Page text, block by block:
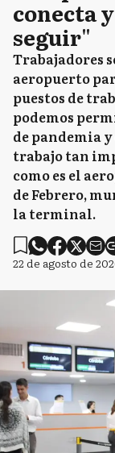
conecta
seguir"
Trabajadores
aeropuerto
puestos de
podemos
de pandemia
trabajo tan
como es el
de Febrero,
la terminal.
22 de agosto de